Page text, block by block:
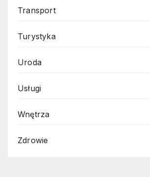
Transport
Turystyka
Uroda
Usługi
Wnętrza
Zdrowie